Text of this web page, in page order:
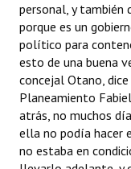
personal, y
porque es un
político para
esto de una buena
concejal Otano,
Planeamiento
atrás, no muchos
ella no podía hacer
no estaba en